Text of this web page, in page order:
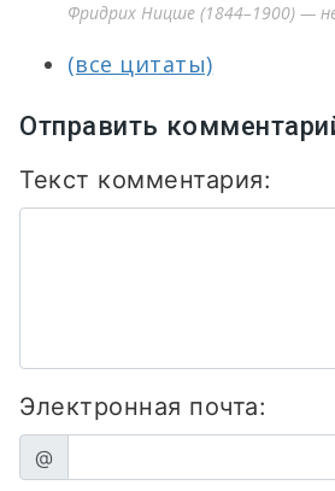
Фридрих Ницше (1844–1900) —
(все цитаты)
Отправить
Текст комментария:
Электронная почта:
@